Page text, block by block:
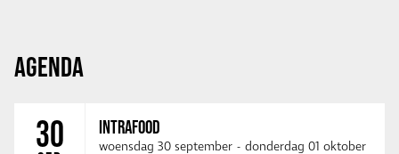
AGENDA
30 INTRAFOOD
woensdag 30 september - donderdag 01 oktober